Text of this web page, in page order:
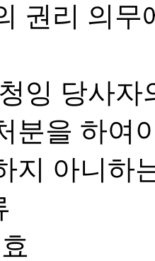
권리 의
잉 당사자
분을 하여
지 아니하